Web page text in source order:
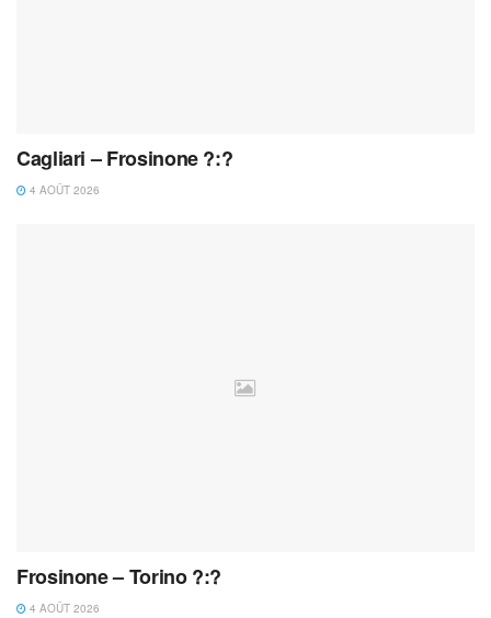
Cagliari – Frosinone ?:?
4 AOÛT 2026
Frosinone – Torino ?:?
4 AOÛT 2026